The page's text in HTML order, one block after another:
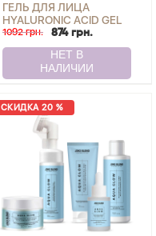
ГЕЛЬ ДЛЯ ЛИЦА
HYALURONIC ACID GEL
JOKO BLEND 30 МЛ +
НАБОР ГИДРОГЕЛЕВЫХ
МАСОК 20 Г
1092 грн. 874 грн.
СКИДКА 20 %